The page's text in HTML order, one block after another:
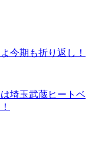
今期も折り返し！
埼玉武蔵ヒートベ